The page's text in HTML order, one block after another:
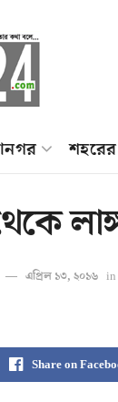
এপ্রিল ১৩, ২০১৬ in
Share on